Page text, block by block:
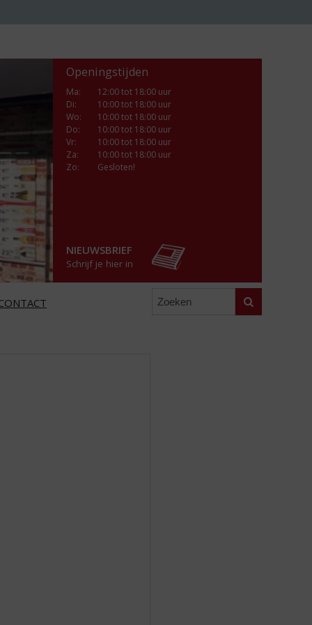
Openingstijden
Ma:
12:00 tot 18:00 uur
Di:
10:00 tot 18:00 uur
Wo:
10:00 tot 18:00 uur
Do:
10:00 tot 18:00 uur
Vr:
10:00 tot 18:00 uur
Za:
10:00 tot 18:00 uur
Zo:
Gesloten!
NIEUWSBRIEF
Schrijf je hier in
Zoeken